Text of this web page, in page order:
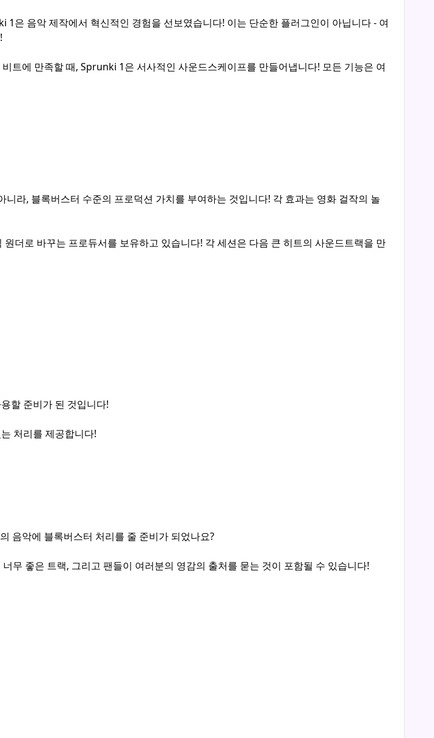
은 음악 제작에서 혁신적인 경험을 선보였습니다! 이는 단순한 플러그인이 아닙니다 - 여
트에 만족할 때, Sprunki 1은 서사적인 사운드스케이프를 만들어냅니다! 모든 기능은 여
라, 블록버스터 수준의 프로덕션 가치를 부여하는 것입니다! 각 효과는 영화 걸작의 놀
더로 바꾸는 프로듀서를 보유하고 있습니다! 각 세션은 다음 큰 히트의 사운드트랙을 만
할 준비가 된 것입니다!
처리를 제공합니다!
음악에 블록버스터 처리를 줄 준비가 되었나요?
무 좋은 트랙, 그리고 팬들이 여러분의 영감의 출처를 묻는 것이 포함될 수 있습니다!